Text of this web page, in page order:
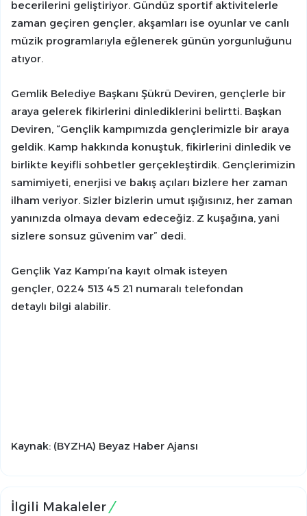
becerilerini geliştiriyor. Gündüz sportif aktivitelerle
zaman geçiren gençler, akşamları ise oyunlar ve canlı
müzik programlarıyla eğlenerek günün yorgunluğunu
atıyor.
Gemlik Belediye Başkanı Şükrü Deviren, gençlerle bir
araya gelerek fikirlerini dinlediklerini belirtti. Başkan
Deviren, “Gençlik kampımızda gençlerimizle bir araya
geldik. Kamp hakkında konuştuk, fikirlerini dinledik ve
birlikte keyifli sohbetler gerçekleştirdik. Gençlerimizin
samimiyeti, enerjisi ve bakış açıları bizlere her zaman
ilham veriyor. Sizler bizlerin umut ışığısınız, her zaman
yanınızda olmaya devam edeceğiz. Z kuşağına, yani
sizlere sonsuz güvenim var” dedi.
Gençlik Yaz Kampı’na kayıt olmak isteyen
gençler, 0224 513 45 21 numaralı telefondan
detaylı bilgi alabilir.
Kaynak: (BYZHA) Beyaz Haber Ajansı
İlgili Makaleler